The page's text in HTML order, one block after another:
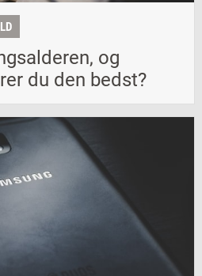
og
du den bedst?